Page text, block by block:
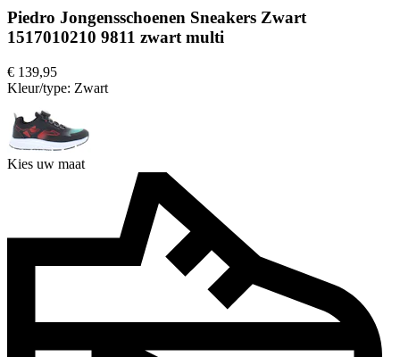
Piedro Jongensschoenen Sneakers Zwart
1517010210 9811 zwart multi
€ 139,95
Kleur/type: Zwart
Kies uw maat